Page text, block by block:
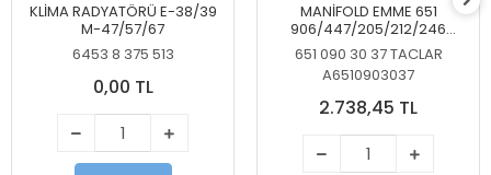
KLİMA RADYATÖRÜ E-38/39
M-47/57/67
6453 8 375 513
0,00 TL
MANİFOLD EMME 651
906/447/205/212/246
KELEBEKSİZ
651 090 30 37 TACLAR
A6510903037
2.738,45 TL